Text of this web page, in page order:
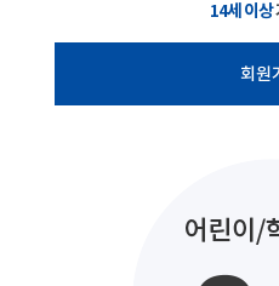
14세 이상
회원